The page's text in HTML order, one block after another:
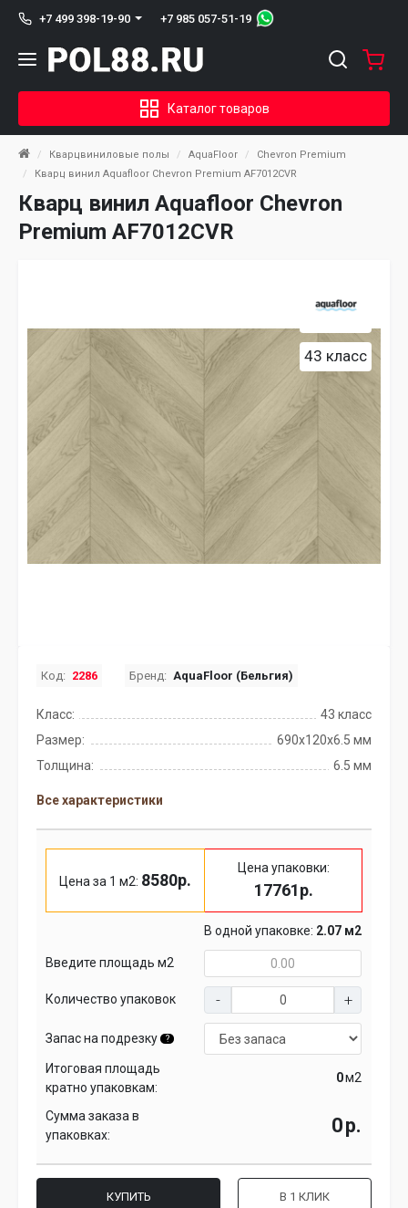
+7 499 398-19-90 +7 985 057-51-19
Каталог товаров
Кварцвиниловые полы AquaFloor
Chevron Premium
Кварц винил Aquafloor Chevron Premium AF7012CVR
Кварц винил Aquafloor Chevron
Premium AF7012CVR
43 класс
Код: 2286 Бренд: AquaFloor (Бельгия)
Класс:
43 класс
Размер:
690х120х6.5 мм
Толщина:
6.5 мм
Все характеристики
Цена за 1 м2: 8580р.
Цена упаковки:
17761р.
В одной упаковке: 2.07 м2
Введите площадь м2
Количество упаковок
Запас на подрезку ?
Итоговая площадь
кратно упаковкам:
м2
Сумма заказа в
упаковках:
р.
КУПИТЬ В 1 КЛИК